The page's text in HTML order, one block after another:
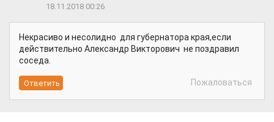
18.11.2018 00:26
Некрасиво и несолидно для губернатора края,если
действительно Александр Викторович не поздравил
соседа.
Пожаловаться